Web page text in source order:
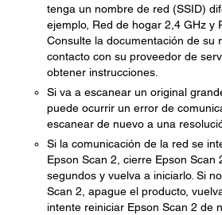
tenga un nombre de red (SSID)
ejemplo, Red de hogar 2,4 GHz y
Consulte la documentación de su
contacto con su proveedor de
obtener instrucciones.
Si va a escanear un original
puede ocurrir un error de
escanear de nuevo a una
Si la comunicación de la red se
Epson Scan 2, cierre Epson Scan
segundos y vuelva a iniciarlo. Si
Scan 2, apague el producto,
intente reiniciar Epson Scan 2 de